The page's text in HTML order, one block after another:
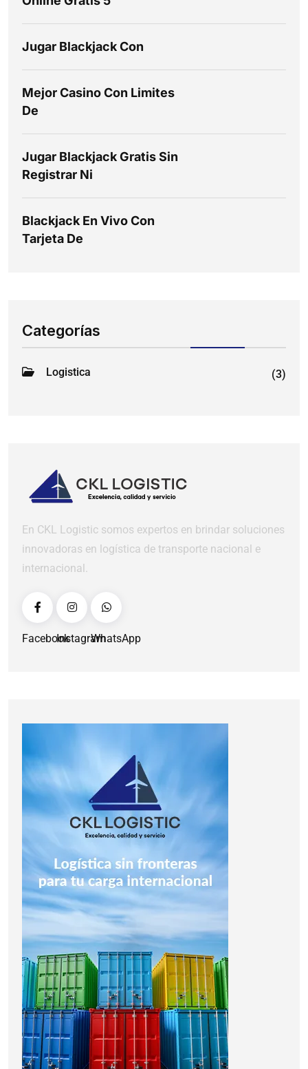
Jugar Blackjack Con
Mejor Casino Con Limites
De
Jugar Blackjack Gratis Sin
Registrar Ni
Blackjack En Vivo Con
Tarjeta De
Categorías
Logistica (3)
En CKL Logistic somos expertos en brindar soluciones
innovadoras en logística de transporte nacional e
internacional.
FacebookInstagramWhatsApp